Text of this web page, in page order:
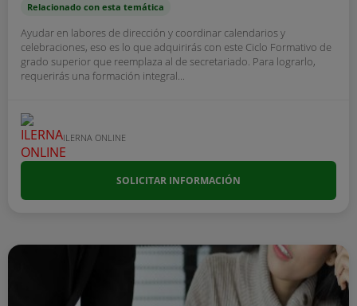
Relacionado con esta temática
Ayudar en labores de dirección y coordinar calendarios y
celebraciones, eso es lo que adquirirás con este Ciclo Formativo de
grado superior que reemplaza al de secretariado. Para lograrlo,
requerirás una formación integral...
ILERNA ONLINE
SOLICITAR INFORMACIÓN